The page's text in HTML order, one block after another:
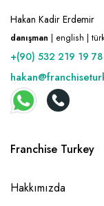
Hakan Kadir Erdemir
danışman | english |
+(90) 532 219 19 78
Franchise Turkey
Hakkımızda